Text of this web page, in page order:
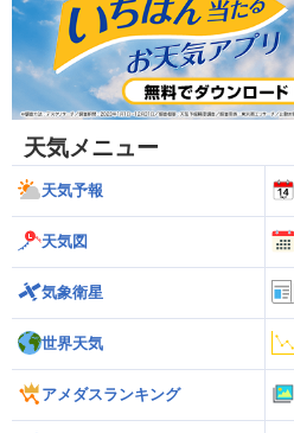
天気メニュー
天気予報
天気図
気象衛星
世界天気
アメダスランキング